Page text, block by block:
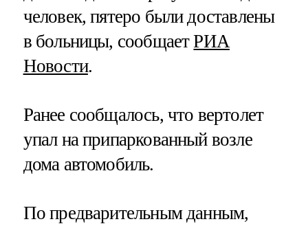
человек, пятеро были доставлены
в больницы, сообщаетРИА
Новости.
Ранее сообщалось, что вертолет
упал на припаркованный возле
дома автомобиль.
По предварительным данным,